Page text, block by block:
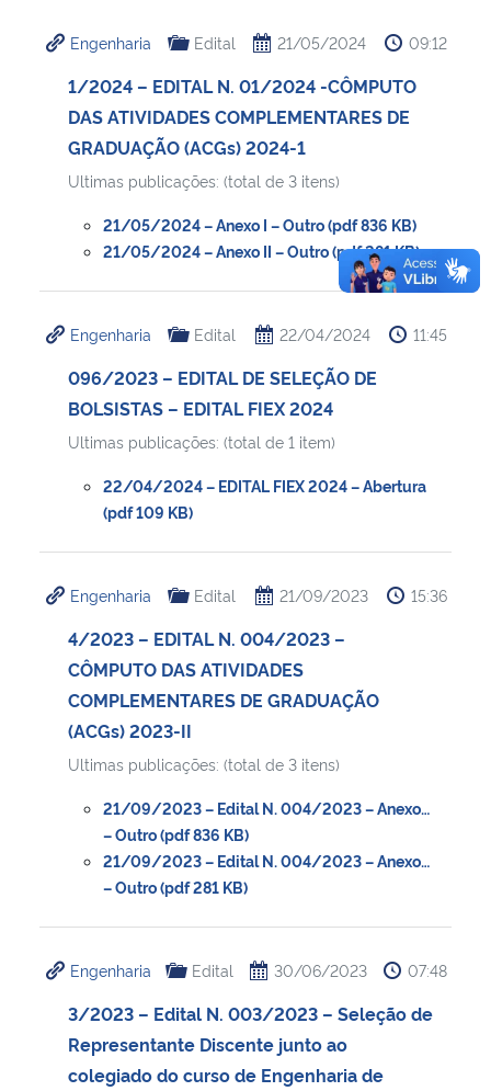
Engenharia Edital 21/05/2024 09:12
1/2024 – EDITAL N. 01/2024 -CÔMPUTO
DAS ATIVIDADES COMPLEMENTARES DE
GRADUAÇÃO (ACGs) 2024-1
Ultimas publicações: (total de 3 itens)
21/05/2024 – Anexo I – Outro (pdf 836 KB)
21/05/2024 – Anexo II – Outro (pdf 281 KB)
Engenharia Edital 22/04/2024 11:45
096/2023 – EDITAL DE SELEÇÃO DE
BOLSISTAS – EDITAL FIEX 2024
Ultimas publicações: (total de 1 item)
22/04/2024 – EDITAL FIEX 2024 – Abertura
(pdf 109 KB)
Engenharia Edital 21/09/2023 15:36
4/2023 – EDITAL N. 004/2023 –
CÔMPUTO DAS ATIVIDADES
COMPLEMENTARES DE GRADUAÇÃO
(ACGs) 2023-II
Ultimas publicações: (total de 3 itens)
21/09/2023 – Edital N. 004/2023 – Anexo…
– Outro (pdf 836 KB)
21/09/2023 – Edital N. 004/2023 – Anexo…
– Outro (pdf 281 KB)
Engenharia Edital 30/06/2023 07:48
3/2023 – Edital N. 003/2023 – Seleção de
Representante Discente junto ao
colegiado do curso de Engenharia de